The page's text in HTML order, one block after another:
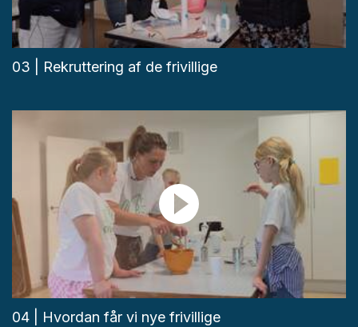
03 | Rekruttering af de frivillige
04 | Hvordan får vi nye frivillige